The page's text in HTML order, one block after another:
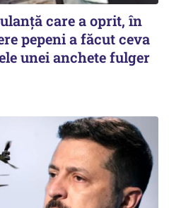
care a oprit, în
pepeni a făcut ceva
unei anchete fulger